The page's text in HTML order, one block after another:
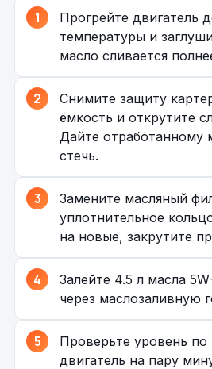
Прогрейте двигатель
температуры и
масло сливается
Снимите защиту
ёмкость и открутите
Дайте отработанному
стечь.
Замените масляный
уплотнительное
на новые, закрутите
Залейте 4.5 л масла
через маслозаливную
Проверьте уровень по
двигатель на пару